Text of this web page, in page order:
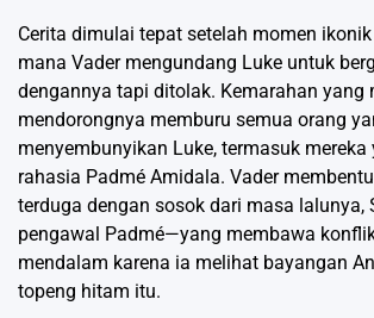
Cerita dimulai tepat setelah momen
mana Vader mengundang Luke untuk
dengannya tapi ditolak. Kemarahan yang
mendorongnya memburu semua orang
menyembunyikan Luke, termasuk mereka
rahasia Padmé Amidala. Vader
terduga dengan sosok dari masa lalunya,
pengawal Padmé—yang membawa
mendalam karena ia melihat bayangan
topeng hitam itu.